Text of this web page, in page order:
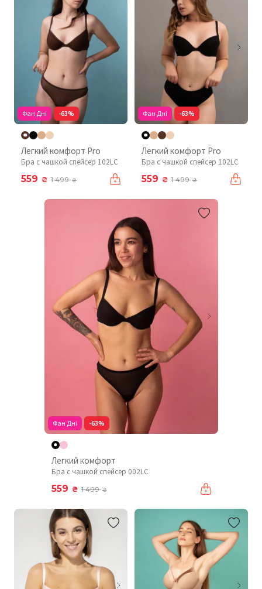
Фан Дні -63%
Легкий комфорт Pro
Бра с чашкой спейсер 102LC
559 ₴ 1 499₴
Фан Дні -63%
Легкий комфорт Pro
Бра с чашкой спейсер 102LC
559 ₴ 1 499₴
Фан Дні -63%
Легкий комфорт
Бра с чашкой спейсер 002LC
559 ₴ 1 499₴